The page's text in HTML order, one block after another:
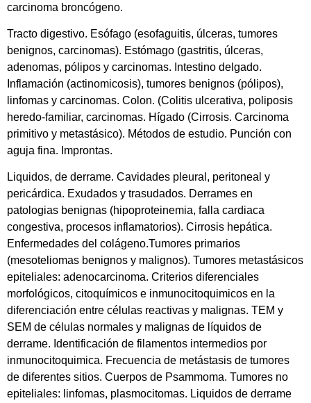
carcinoma broncógeno.
Tracto digestivo. Esófago (esofaguitis, úlceras, tumores
benignos, carcinomas). Estómago (gastritis, úlceras,
adenomas, pólipos y carcinomas. Intestino delgado.
Inflamación (actinomicosis), tumores benignos (pólipos),
linfomas y carcinomas. Colon. (Colitis ulcerativa, poliposis
heredo-familiar, carcinomas. Hígado (Cirrosis. Carcinoma
primitivo y metastásico). Métodos de estudio. Punción con
aguja fina. Improntas.
Liquidos, de derrame. Cavidades pleural, peritoneal y
pericárdica. Exudados y trasudados. Derrames en
patologias benignas (hipoproteinemia, falla cardiaca
congestiva, procesos inflamatorios). Cirrosis hepática.
Enfermedades del colágeno.Tumores primarios
(mesoteliomas benignos y malignos). Tumores metastásicos
epiteliales: adenocarcinoma. Criterios diferenciales
morfológicos, citoquímicos e inmunocitoquimicos en la
diferenciación entre células reactivas y malignas. TEM y
SEM de células normales y malignas de líquidos de
derrame. Identificación de filamentos intermedios por
inmunocitoquimica. Frecuencia de metástasis de tumores
de diferentes sitios. Cuerpos de Psammoma. Tumores no
epiteliales: linfomas, plasmocitomas. Liquidos de derrame